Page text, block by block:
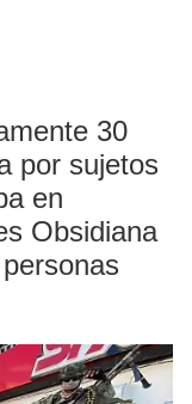
30
por sujetos
en
Obsidiana